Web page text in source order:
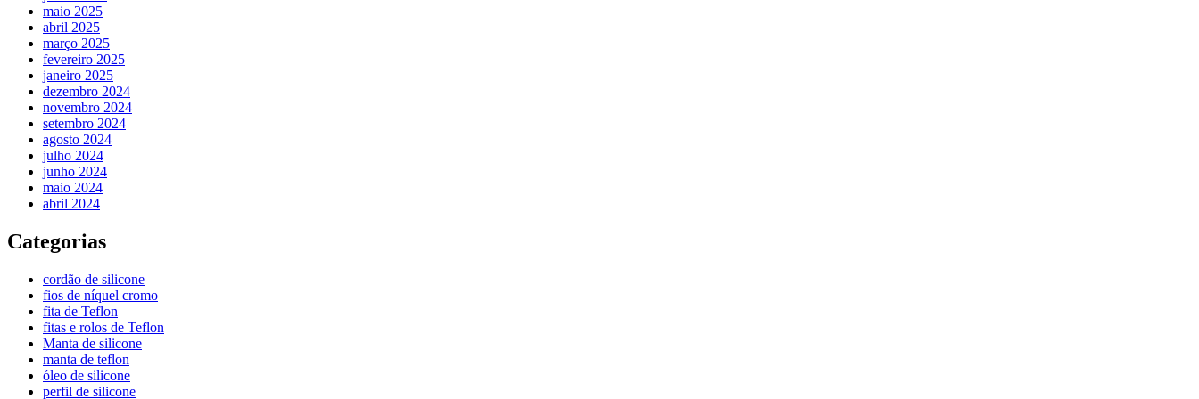
maio 2025
abril 2025
março 2025
fevereiro 2025
janeiro 2025
dezembro 2024
novembro 2024
setembro 2024
agosto 2024
julho 2024
junho 2024
maio 2024
abril 2024
Categorias
cordão de silicone
fios de níquel cromo
fita de Teflon
fitas e rolos de Teflon
Manta de silicone
manta de teflon
óleo de silicone
perfil de silicone